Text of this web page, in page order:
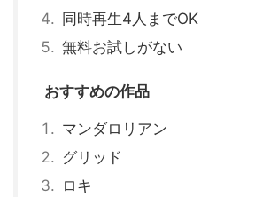
同時再生4人までOK
無料お試しがない
おすすめの作品
マンダロリアン
グリッド
ロキ